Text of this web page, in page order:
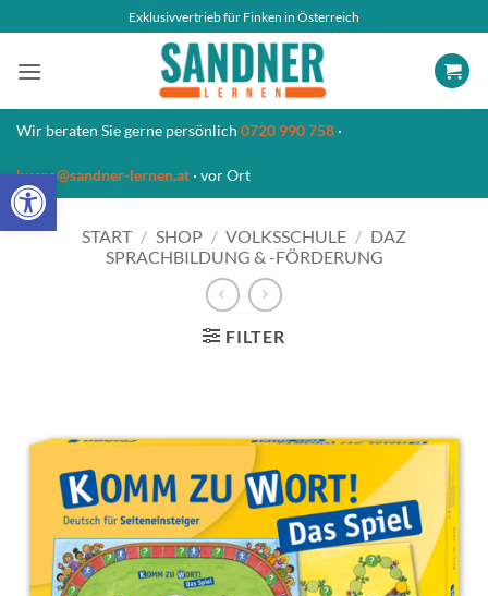
Open toolbar
Inhalt
springen
Exklusivvertrieb für Finken in Österreich
Wir beraten Sie gerne persönlich 0720 990 758 ·
buero@sandner-lernen.at · vor Ort
START / SHOP / VOLKSSCHULE / DAZ
SPRACHBILDUNG & -FÖRDERUNG
FILTER